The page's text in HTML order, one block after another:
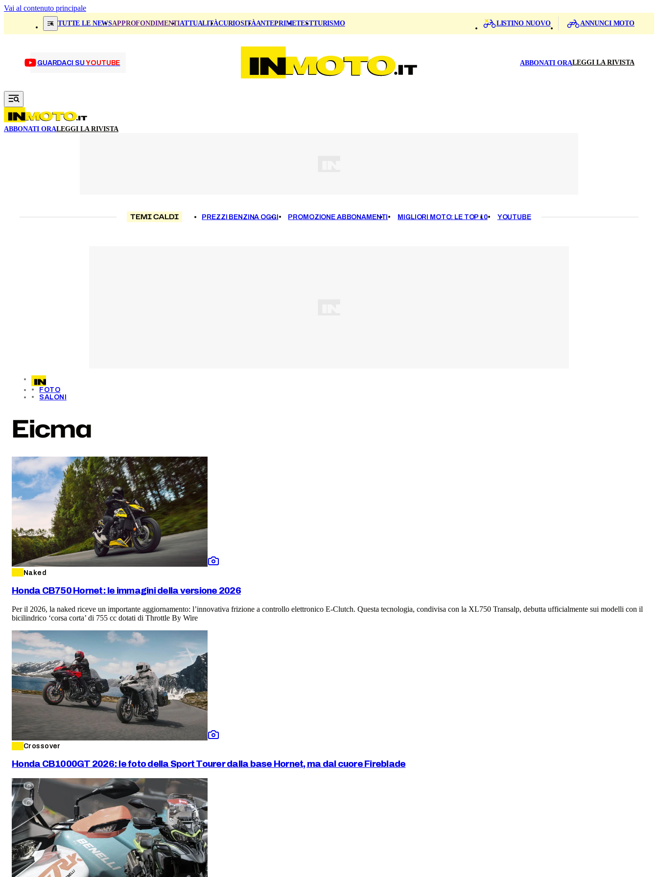
Vai al contenuto principale
TUTTE LE NEWSAPPROFONDIMENTIATTUALITÀCURIOSITÀANTEPRIMETESTTURISMO LISTINO NUOVO ANNUNCI MOTO
GUARDACI SUYOUTUBE ABBONATI ORALEGGI LA RIVISTA
ABBONATI ORALEGGI LA RIVISTA
TEMI CALDI PREZZI BENZINA OGGI PROMOZIONE ABBONAMENTI MIGLIORI MOTO: LE TOP 10 YOUTUBE
FOTO
SALONI
Eicma
Naked
Honda CB750 Hornet: le immagini della versione 2026
Per il 2026, la naked riceve un importante aggiornamento: l’innovativa frizione a controllo elettronico E-Clutch. Questa tecnologia, condivisa con la XL750 Transalp, debutta ufficialmente sui modelli con il
bicilindrico ‘corsa corta’ di 755 cc dotati di Throttle By Wire
Crossover
Honda CB1000GT 2026: le foto della Sport Tourer dalla base Hornet, ma dal cuore Fireblade